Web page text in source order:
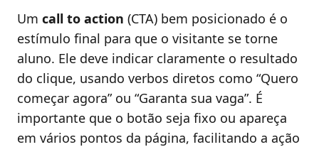
Um call to action (CTA) bem posicionado é o
estímulo final para que o visitante se torne
aluno. Ele deve indicar claramente o resultado
do clique, usando verbos diretos como “Quero
começar agora” ou “Garanta sua vaga”. É
importante que o botão seja fixo ou apareça
em vários pontos da página, facilitando a ação